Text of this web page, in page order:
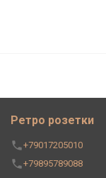
Ретро розетки
+79017205010
+79895789088